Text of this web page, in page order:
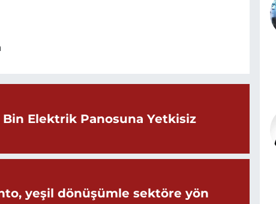
Elektrik Panosuna Yetkisiz
yeşil dönüşümle sektöre yön